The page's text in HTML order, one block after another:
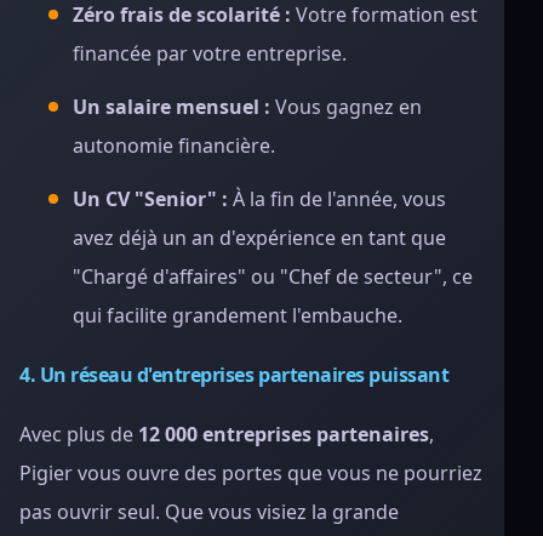
Zéro frais de scolarité : Votre formation est
financée par votre entreprise.
Un salaire mensuel : Vous gagnez en
autonomie financière.
Un CV "Senior" : À la fin de l'année, vous
avez déjà un an d'expérience en tant que
"Chargé d'affaires" ou "Chef de secteur", ce
qui facilite grandement l'embauche.
4. Un réseau d'entreprises partenaires puissant
Avec plus de 12 000 entreprises partenaires,
Pigier vous ouvre des portes que vous ne pourriez
pas ouvrir seul. Que vous visiez la grande